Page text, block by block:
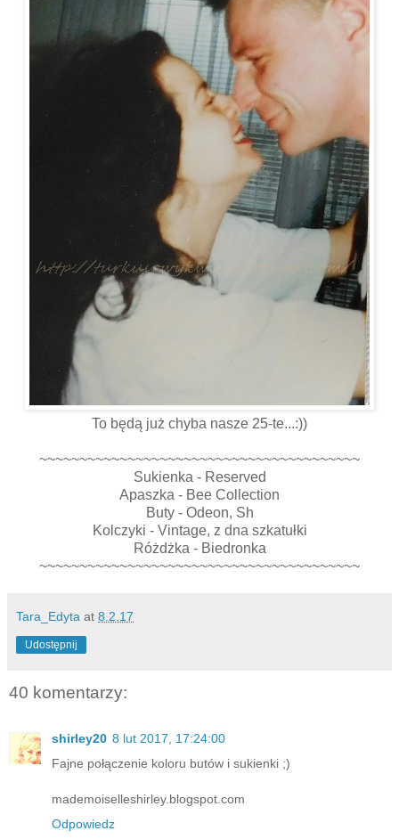
To będą już chyba nasze 25-te...:))
~~~~~~~~~~~~~~~~~~~~~~~~~~~~~~~~~~~~~~~~
Sukienka - Reserved
Apaszka - Bee Collection
Buty - Odeon, Sh
Kolczyki - Vintage, z dna szkatułki
Różdżka - Biedronka
~~~~~~~~~~~~~~~~~~~~~~~~~~~~~~~~~~~~~~~~
Tara_Edyta at 8.2.17
Udostępnij
40 komentarzy:
shirley20 8 lut 2017, 17:24:00
Fajne połączenie koloru butów i sukienki ;)
mademoiselleshirley.blogspot.com
Odpowiedz